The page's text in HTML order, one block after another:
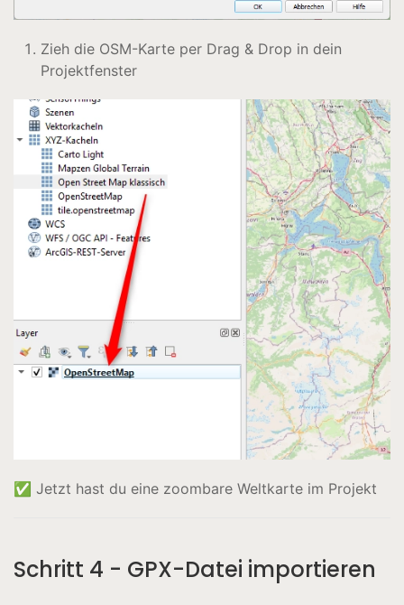
Zieh die OSM-Karte per Drag & Drop in dein
Projektfenster
✅ Jetzt hast du eine zoombare Weltkarte im Projekt
Schritt 4 - GPX-Datei importieren